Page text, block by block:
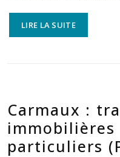
LIRE LA SUITE
Carmaux :
particuliers